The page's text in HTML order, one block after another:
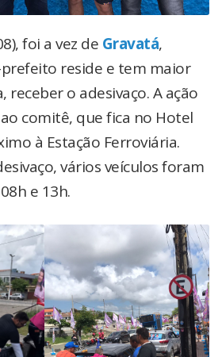
foi a vez de Gravatá,
reside e tem maior
receber o adesivaço. A ação
comitê, que fica no Hotel
à Estação Ferroviária.
vários veículos foram
e 13h.